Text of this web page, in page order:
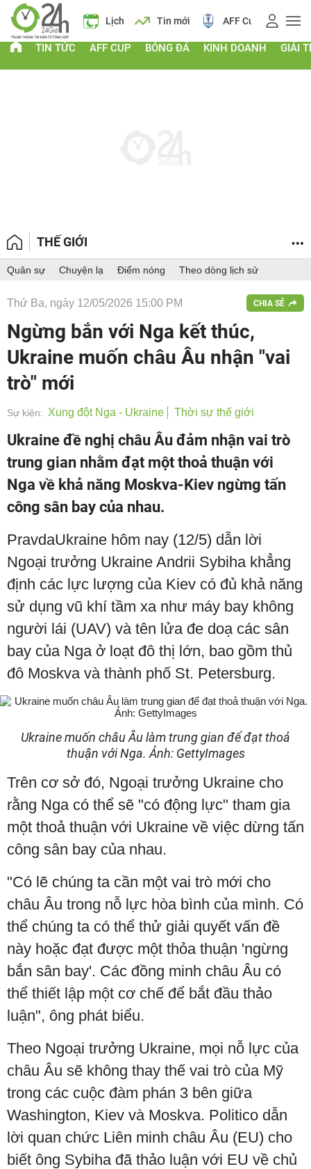
Giá vàng Lịch Tin mới AFF Cup Điểm
TIN TỨC AFF CUP BÓNG ĐÁ KINH DOANH GIẢI
THẾ GIỚI
Quân sự Chuyện lạ Điểm nóng Theo dòng lịch sử
Thứ Ba, ngày 12/05/2026 15:00 PM CHIA SẺ
Ngừng bắn với Nga kết thúc,
Ukraine muốn châu Âu nhận "vai
trò" mới
Sự kiện: Xung đột Nga - Ukraine Thời sự thế giới
Ukraine đề nghị châu Âu đảm nhận vai trò
trung gian nhằm đạt một thoả thuận với
Nga về khả năng Moskva-Kiev ngừng tấn
công sân bay của nhau.
PravdaUkraine hôm nay (12/5) dẫn lời
Ngoại trưởng Ukraine Andrii Sybiha khẳng
định các lực lượng của Kiev có đủ khả năng
sử dụng vũ khí tầm xa như máy bay không
người lái (UAV) và tên lửa đe doạ các sân
bay của Nga ở loạt đô thị lớn, bao gồm thủ
đô Moskva và thành phố St. Petersburg.
Ukraine muốn châu Âu làm trung gian để đạt thoả
thuận với Nga. Ảnh: GettyImages
Trên cơ sở đó, Ngoại trưởng Ukraine cho
rằng Nga có thể sẽ "có động lực" tham gia
một thoả thuận với Ukraine về việc dừng tấn
công sân bay của nhau.
"Có lẽ chúng ta cần một vai trò mới cho
châu Âu trong nỗ lực hòa bình của mình. Có
thể chúng ta có thể thử giải quyết vấn đề
này hoặc đạt được một thỏa thuận 'ngừng
bắn sân bay'. Các đồng minh châu Âu có
thể thiết lập một cơ chế để bắt đầu thảo
luận", ông phát biểu.
Theo Ngoại trưởng Ukraine, mọi nỗ lực của
châu Âu sẽ không thay thế vai trò của Mỹ
trong các cuộc đàm phán 3 bên giữa
Washington, Kiev và Moskva. Politico dẫn
lời quan chức Liên minh châu Âu (EU) cho
biết ông Sybiha đã thảo luận với EU về chủ